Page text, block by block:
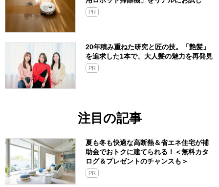
PR
20年積み重ねた研究と匠の技。「艶髪」
を追求した1本で、大人髪の魅力を再発見
PR
注目の記事
夏も冬も快適な高断熱＆省エネ住宅が補
助金でおトクに建てられる！＜無料カタ
ログ＆プレゼントのチャンスも＞
PR